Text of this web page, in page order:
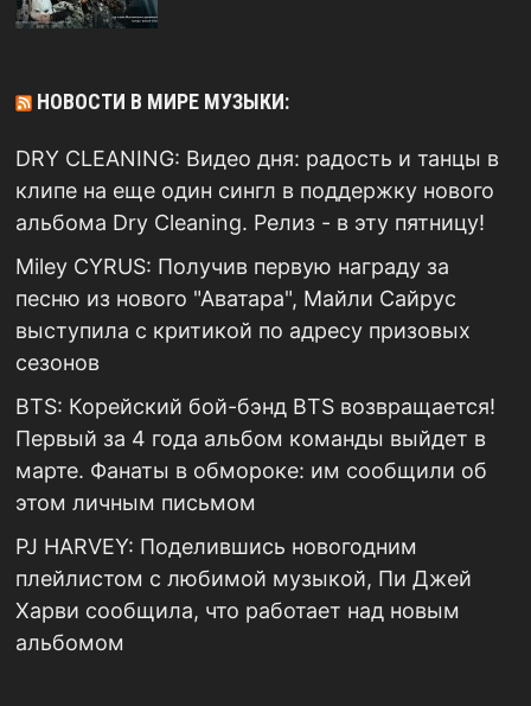
НОВОСТИ В МИРЕ МУЗЫКИ:
DRY CLEANING: Видео дня: радость и танцы в
клипе на еще один сингл в поддержку нового
альбома Dry Cleaning. Релиз - в эту пятницу!
Miley CYRUS: Получив первую награду за
песню из нового "Аватара", Майли Сайрус
выступила с критикой по адресу призовых
сезонов
BTS: Корейский бой-бэнд BTS возвращается!
Первый за 4 года альбом команды выйдет в
марте. Фанаты в обмороке: им сообщили об
этом личным письмом
PJ HARVEY: Поделившись новогодним
плейлистом с любимой музыкой, Пи Джей
Харви сообщила, что работает над новым
альбомом